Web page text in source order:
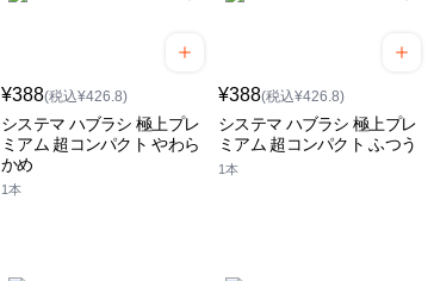
¥388(税込¥426.8)
システマ ハブラシ 極上プレ
ミアム 超コンパクト やわら
かめ
1本
¥388(税込¥426.8)
システマ ハブラシ 極上プレ
ミアム 超コンパクト ふつう
1本